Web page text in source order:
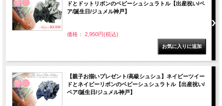
ドとドットリボンのベビーシュシュラトル【出産祝い/ペ
ア/誕生日/ジュメル神戸】
価格： 2,950円(税込)
【親子お揃いプレゼント/高級シュシュ】ネイビーツイー
ドとネイビーリボンのベビーシュシュラトル【出産祝い/
ペア/誕生日/ジュメル神戸】